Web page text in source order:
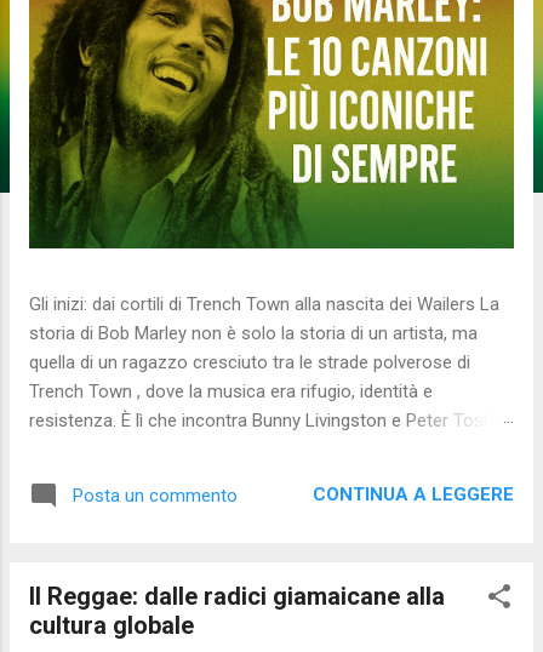
Gli inizi: dai cortili di Trench Town alla nascita dei Wailers La
storia di Bob Marley non è solo la storia di un artista, ma
quella di un ragazzo cresciuto tra le strade polverose di
Trench Town , dove la musica era rifugio, identità e
resistenza. È lì che incontra Bunny Livingston e Peter Tosh ,
reggae e a portare la voce della Giamaica oltre ogni confine.
I primi anni sono duri : pochi soldi, studi di registrazione
spirituali e un ritmo che unisce Africa, Caraibi e vita
quotidiana. Con l’arrivo di Chris Blackwell e della Island
Posta un commento CONTINUA A LEGGERE
Il Reggae: dalle radici giamaicane alla
cultura globale